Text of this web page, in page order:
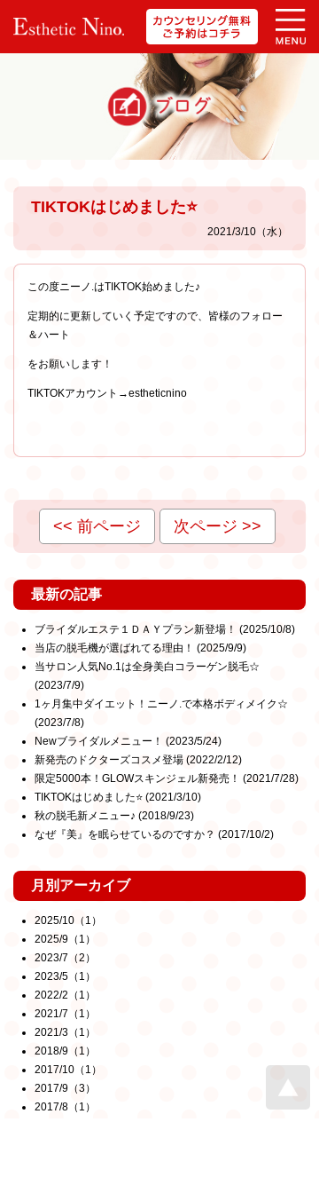
TIKTOKはじめました⭐️
2021/3/10（水）
この度ニーノ.はTIKTOK始めました♪
定期的に更新していく予定ですので、皆様のフォロー
＆ハート
をお願いします！
TIKTOKアカウント→estheticnino
<< 前ページ 次ページ >>
最新の記事
ブライダルエステ１ＤＡＹプラン新登場！ (2025/10/8)
当店の脱毛機が選ばれてる理由！ (2025/9/9)
当サロン人気No.1は全身美白コラーゲン脱毛☆
(2023/7/9)
1ヶ月集中ダイエット！ニーノ.で本格ボディメイク☆
(2023/7/8)
Newブライダルメニュー！ (2023/5/24)
新発売のドクターズコスメ登場 (2022/2/12)
限定5000本！GLOWスキンジェル新発売！ (2021/7/28)
TIKTOKはじめました⭐️ (2021/3/10)
秋の脱毛新メニュー♪ (2018/9/23)
なぜ『美』を眠らせているのですか？ (2017/10/2)
月別アーカイブ
2025/10（1）
2025/9（1）
2023/7（2）
2023/5（1）
2022/2（1）
2021/7（1）
2021/3（1）
2018/9（1）
2017/10（1）
2017/9（3）
2017/8（1）